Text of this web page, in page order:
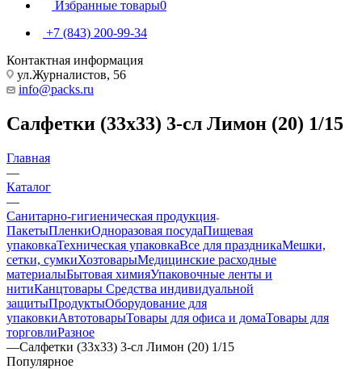
Избранные товары0
+7 (843) 200-99-34
Контактная информация
ул.Журналистов, 56
info@packs.ru
Салфетки (33х33) 3-сл Лимон (20) 1/15
Главная
—
Каталог
—
Санитарно-гигиеническая продукция
ПакетыПленкиОдноразовая посудаПищевая
упаковкаТехническая упаковкаВсе для праздникаМешки,
сетки, сумкиХозтоварыМедицинские расходные
материалыБытовая химияУпаковочные ленты и
нитиКанцтовары Средства индивидуальной
защитыПродуктыОборудование для
упаковкиАвтотоварыТовары для офиса и домаТовары для
торговлиРазное
—Салфетки (33х33) 3-сл Лимон (20) 1/15
Популярное